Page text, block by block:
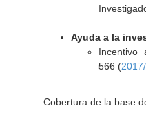
Ayuda a la
Incentivo
566 (
Cobertura de la base